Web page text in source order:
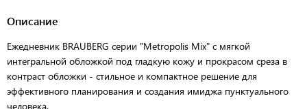
Описание
Ежедневник BRAUBERG серии "Metropolis Mix" с мягкой
интегральной обложкой под гладкую кожу и прокрасом среза в
контраст обложки - стильное и компактное решение для
эффективного планирования и создания имиджа пунктуального
человека.